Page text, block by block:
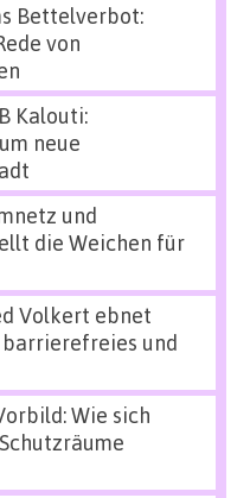
Bettelverbot:
von
Kalouti:
neue
und
die Weichen für
Volkert ebnet
barrierefreies und
Wie sich